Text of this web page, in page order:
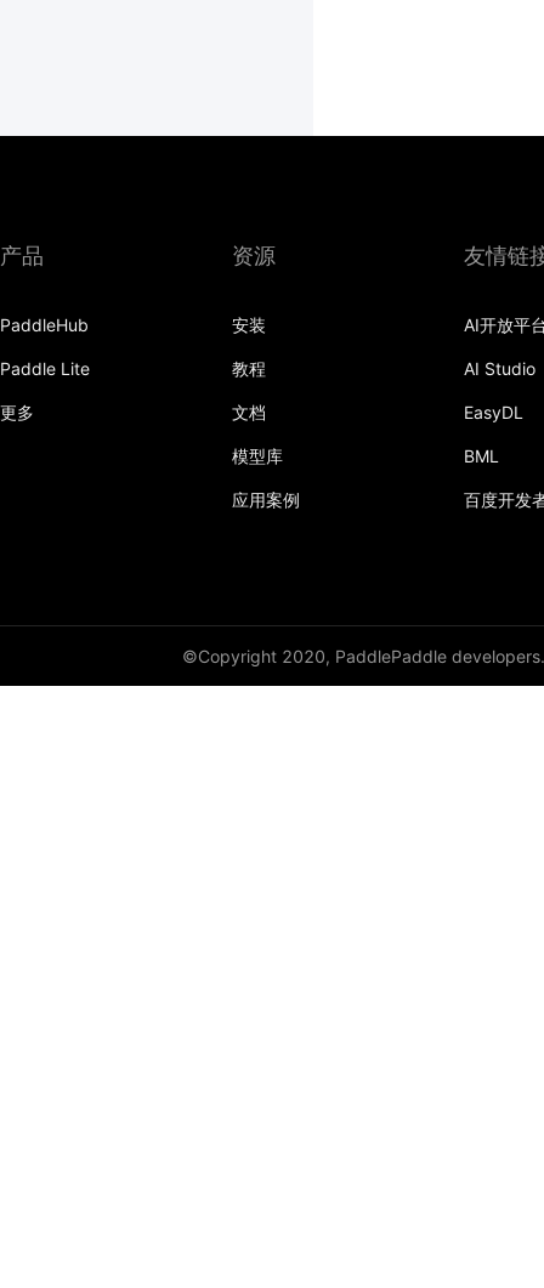
产品
PaddleHub
Paddle Lite
更多
资源
安装
教程
文档
模型库
应用案例
友情链
AI开放平
AI Studio
EasyDL
BML
百度开发
©Copyright 2020, PaddlePaddle developers.